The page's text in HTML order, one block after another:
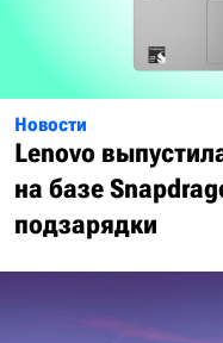
Новости
Lenovo
на базе
подзарядки